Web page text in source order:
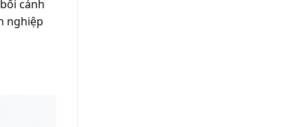
cảnh
nghiệp